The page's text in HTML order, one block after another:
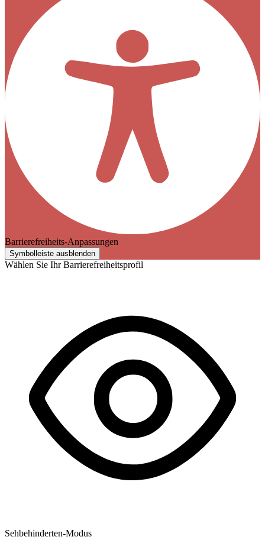
Barrierefreiheits-Anpassungen
Symbolleiste ausblenden
Wählen Sie Ihr Barrierefreiheitsprofil
Sehbehinderten-Modus